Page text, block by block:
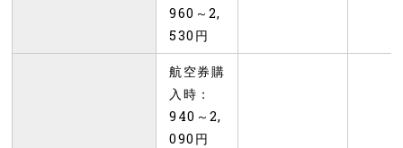
960～2,
530円
航空券購
入時：
940～2,
090円